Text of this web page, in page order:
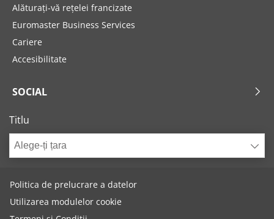
Alăturați-vă rețelei francizate
Euromaster Business Services
Cariere
Accesibilitate
SOCIAL
Titlu
Alege-ți țara
Politica de prelucrare a datelor
Utilizarea modulelor cookie